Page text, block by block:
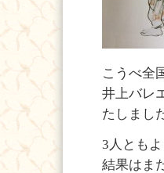
こうべ全
井上バレ
たしまし
3人とも
結果はま